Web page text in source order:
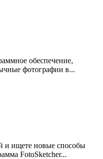
обеспечение,
фотографии в...
и ищете новые способы
FotoSketcher...